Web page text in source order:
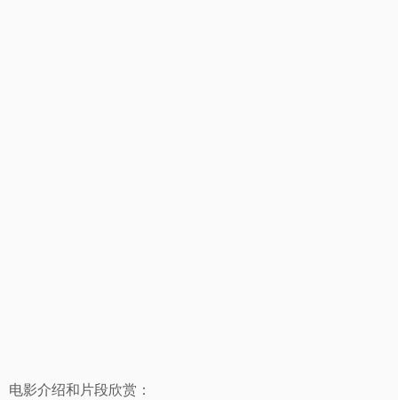
电影介绍和片段欣赏：